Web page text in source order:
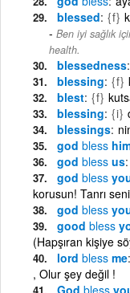
blessed {f}
Ben iyi sağlık
health.
blessedness
blessing {f}
blest {f}
blessing {i}
blessings
god bless
god bless us
god bless
korusun! Tanrı
god bless
good bless
(Hapşıran kişiye
lord bless me
, Olur şey değil !
God bless